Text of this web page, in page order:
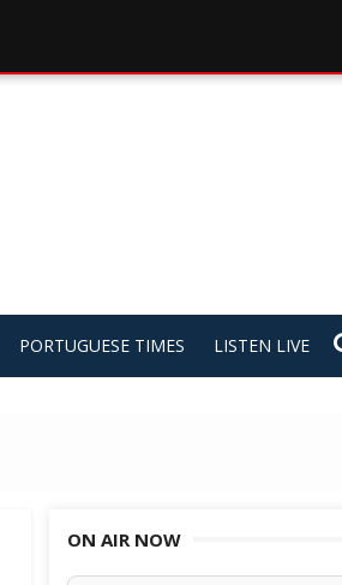
PORTUGUESE TIMES LISTEN LIVE
ON AIR NOW